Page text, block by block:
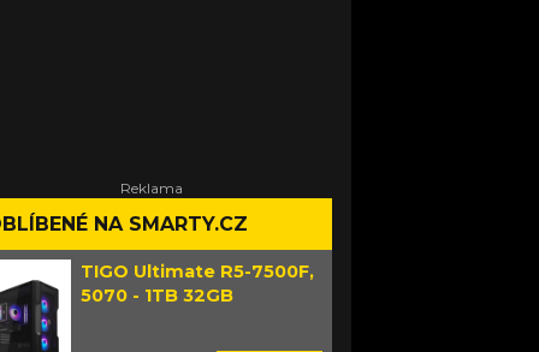
NA SMARTY.CZ
TIGO Ultimate R5-7500F,
5070 - 1TB 32GB